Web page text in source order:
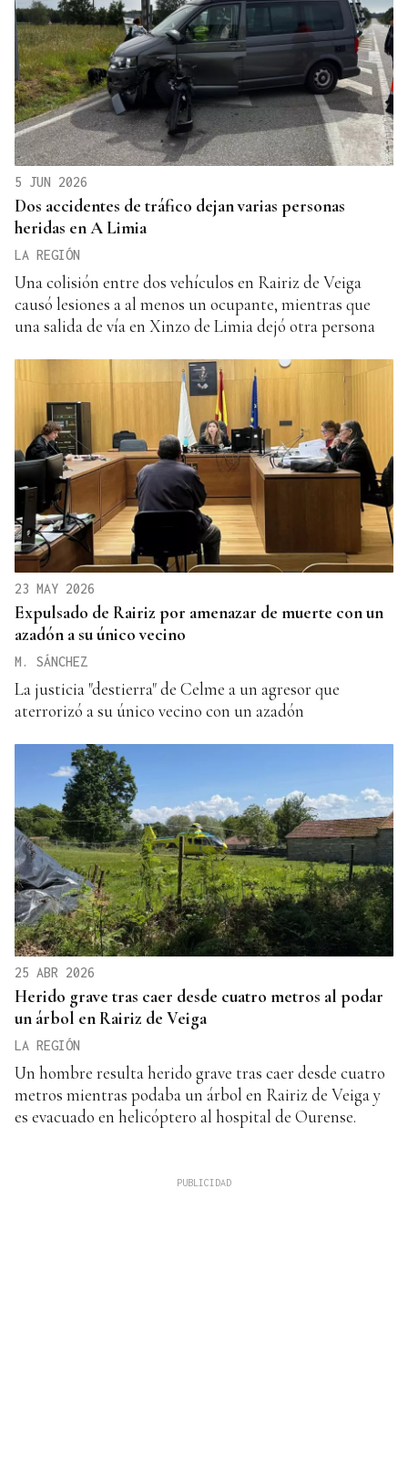
5 JUN 2026
Dos accidentes de tráfico dejan varias personas
heridas en A Limia
LA REGIÓN
Una colisión entre dos vehículos en Rairiz de Veiga
causó lesiones a al menos un ocupante, mientras que
una salida de vía en Xinzo de Limia dejó otra persona
23 MAY 2026
Expulsado de Rairiz por amenazar de muerte con un
azadón a su único vecino
M. SÁNCHEZ
La justicia "destierra" de Celme a un agresor que
aterrorizó a su único vecino con un azadón
25 ABR 2026
Herido grave tras caer desde cuatro metros al podar
un árbol en Rairiz de Veiga
LA REGIÓN
Un hombre resulta herido grave tras caer desde cuatro
metros mientras podaba un árbol en Rairiz de Veiga y
es evacuado en helicóptero al hospital de Ourense.